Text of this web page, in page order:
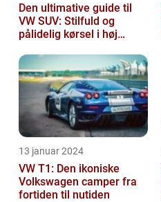
Den ultimative guide til
VW SUV: Stilfuld og
pålidelig kørsel i høj
13 januar 2024
VW T1: Den ikoniske
Volkswagen camper fra
fortiden til nutiden